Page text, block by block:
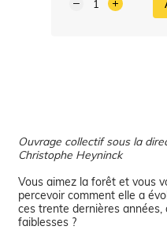
Ouvrage collectif sous la
Christophe Heyninck
Vous aimez la forêt et vous
percevoir comment elle a
ces trente dernières
faiblesses ?